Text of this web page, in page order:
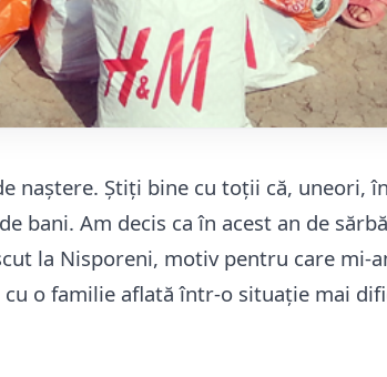
naștere. Știți bine cu toții că, uneori,
bani. Am decis ca în acest an de
la Nisporeni, motiv pentru care mi-
o familie aflată într-o situație mai